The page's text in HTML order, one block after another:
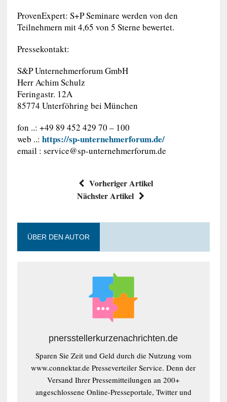
ProvenExpert: S+P Seminare werden von den
Teilnehmern mit 4,65 von 5 Sterne bewertet.
Pressekontakt:
S&P Unternehmerforum GmbH
Herr Achim Schulz
Feringastr. 12A
85774 Unterföhring bei München
fon ..: +49 89 452 429 70 – 100
web ..: https://sp-unternehmerforum.de/
email : service@sp-unternehmerforum.de
Vorheriger Artikel
Nächster Artikel
ÜBER DEN AUTOR
pnersstellerkurzenachrichten.de
Sparen Sie Zeit und Geld durch die Nutzung vom
www.connektar.de Presseverteiler Service. Denn der
Versand Ihrer Pressemitteilungen an 200+
angeschlossene Online-Presseportale, Twitter und